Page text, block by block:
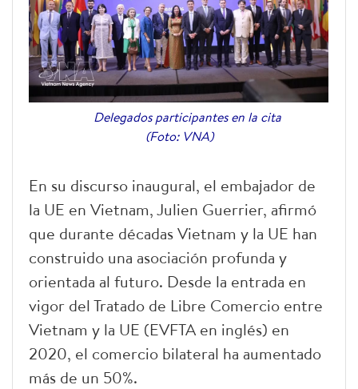
Delegados participantes en la cita
(Foto: VNA)
En su discurso inaugural, el embajador de
la UE en Vietnam, Julien Guerrier, afirmó
que durante décadas Vietnam y la UE han
construido una asociación profunda y
orientada al futuro. Desde la entrada en
vigor del Tratado de Libre Comercio entre
Vietnam y la UE (EVFTA en inglés) en
2020, el comercio bilateral ha aumentado
más de un 50%.